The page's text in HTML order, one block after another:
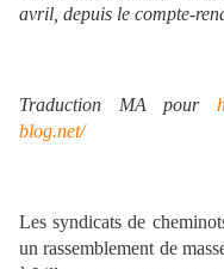
avril, depuis le compte-
Traduction MA pour
blog.net/
Les syndicats de
un rassemblement de